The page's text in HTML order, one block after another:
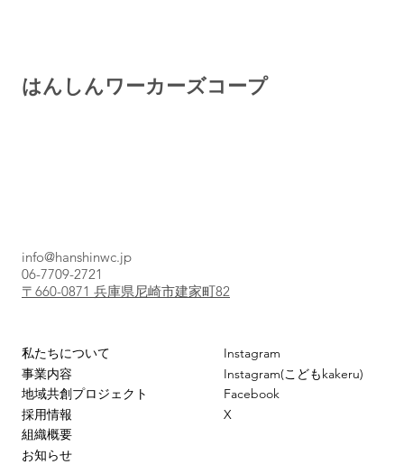
​はんしんワーカーズコープ
info@hanshinwc.jp
06-7709-2721
〒660-0871 兵庫県尼崎市建家町82
私たちについて
事業内容
地域共創プロジェクト
採用情報
組織概要
お知らせ
Instagram
Instagram(こどもkakeru)
Facebook
X